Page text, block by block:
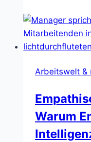
Arbeitswelt &
Warum